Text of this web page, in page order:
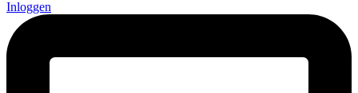
Inloggen